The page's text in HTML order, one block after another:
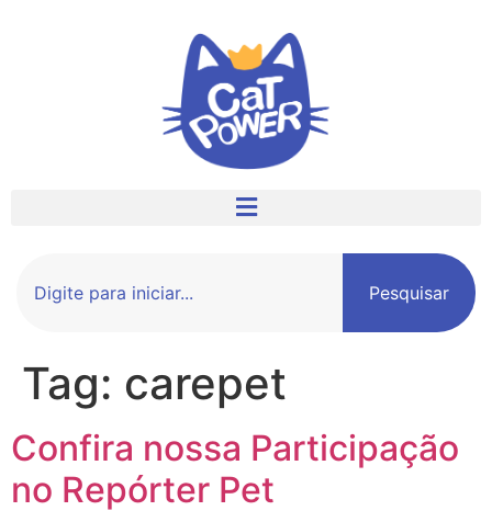
Pesquisar
Tag: carepet
Confira nossa Participação
no Repórter Pet